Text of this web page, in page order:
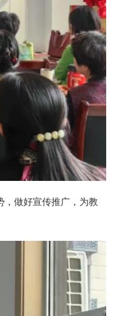
，做好宣传推广，为教